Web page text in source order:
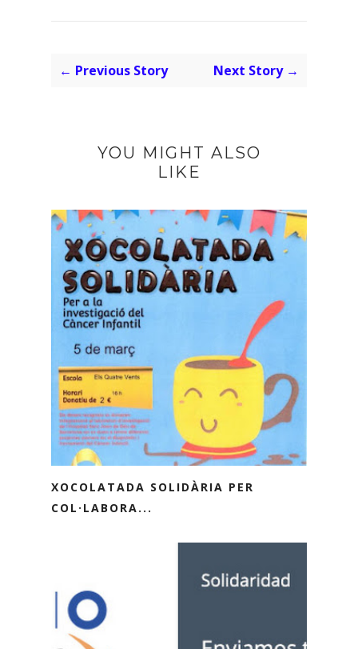
← Previous Story Next Story →
YOU MIGHT ALSO
LIKE
XOCOLATADA SOLIDÀRIA PER
COL·LABORA...